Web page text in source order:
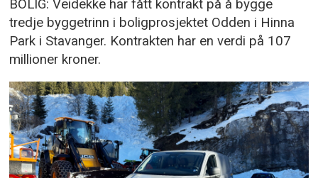
BOLIG: Veidekke har fått kontrakt på å bygge
tredje byggetrinn i boligprosjektet Odden i Hinna
Park i Stavanger. Kontrakten har en verdi på 107
millioner kroner.